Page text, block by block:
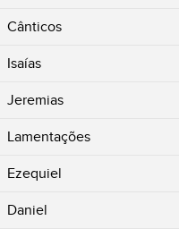
Cânticos
Isaías
Jeremias
Lamentações
Ezequiel
Daniel